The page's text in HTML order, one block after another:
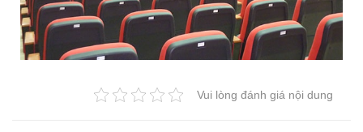
Vui lòng đánh giá nội dung